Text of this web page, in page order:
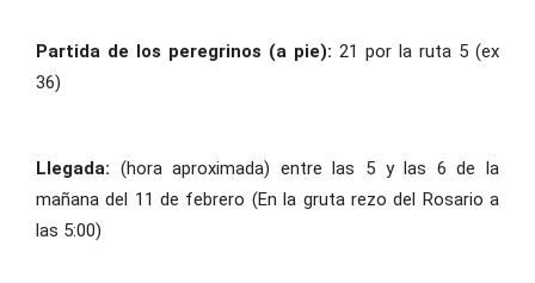
Partida de los peregrinos (a pie): 21 por la ruta 5 (ex
36)
Llegada: (hora aproximada) entre las 5 y las 6 de la
mañana del 11 de febrero (En la gruta rezo del Rosario a
las 5:00)